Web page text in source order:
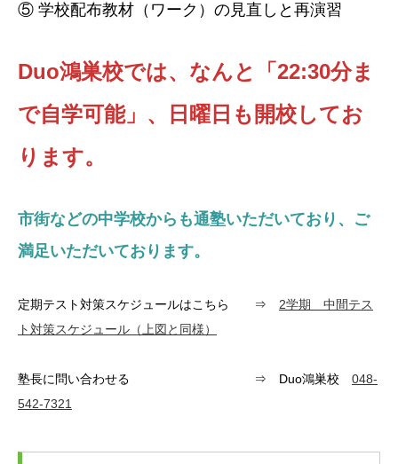
⑤ 学校配布教材（ワーク）の見直しと再演習
Duo鴻巣校では、なんと「22:30分ま
で自学可能」、日曜日も開校してお
ります。
市街などの中学校からも通塾いただいており、ご
満足いただいております。
定期テスト対策スケジュールはこちら ⇒ 2学期 中間テス
ト対策スケジュール（上図と同様）
塾長に問い合わせる ⇒ Duo鴻巣校 048-
542-7321